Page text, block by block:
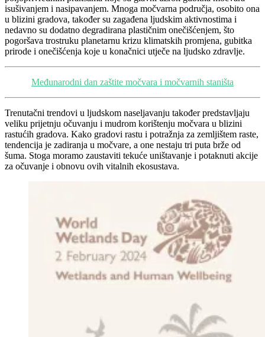
isušivanjem i nasipavanjem. Mnoga močvarna područja, osobito ona
u blizini gradova, također su zagađena ljudskim aktivnostima i
nedavno su dodatno degradirana plastičnim onečišćenjem, što
pogoršava trostruku planetarnu krizu klimatskih promjena, gubitka
prirode i onečišćenja koje u konačnici utječe na ljudsko zdravlje.
Međunarodni dan zaštite močvara i močvarnih staništa
Trenutačni trendovi u ljudskom naseljavanju također predstavljaju
veliku prijetnju očuvanju i mudrom korištenju močvara u blizini
rastućih gradova. Kako gradovi rastu i potražnja za zemljištem raste,
tendencija je zadiranja u močvare, a one nestaju tri puta brže od
šuma. Stoga moramo zaustaviti tekuće uništavanje i potaknuti akcije
za očuvanje i obnovu ovih vitalnih ekosustava.